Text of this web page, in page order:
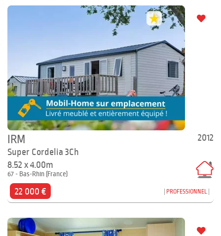
2012
IRM
Super Cordelia 3Ch
8.52 x 4.00m
67 - Bas-Rhin (France)
22 000 € PROFESSIONNEL